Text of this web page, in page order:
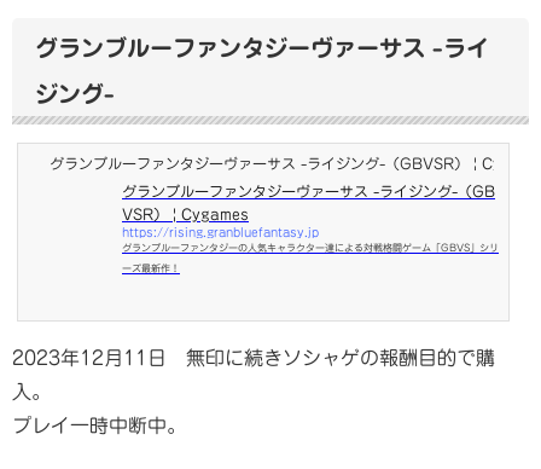
グランブルーファンタジーヴァーサス -ライ
ジング-
グランブルーファンタジーヴァーサス -ライジング-（GBVSR） |
グランブルーファンタジーヴァーサス -ライジング-（GB
VSR） | Cygames
https://rising.granbluefantasy.jp
グランブルーファンタジーの人気キャラクター達による対戦格闘ゲーム「GBVS」シリ
ーズ最新作！
2023年12月11日 無印に続きソシャゲの報酬目的で購
入。
プレイ一時中断中。